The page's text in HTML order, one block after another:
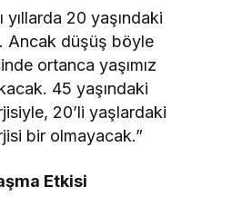
yıllarda 20 yaşındaki
Ancak düşüş böyle
ortanca yaşımız
45 yaşındaki
20’li yaşlardaki
bir olmayacak.”
Etkisi